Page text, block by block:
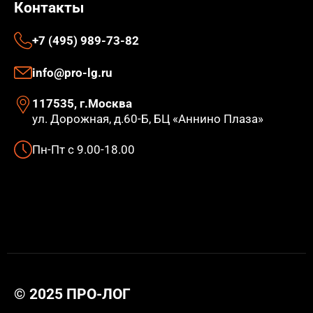
Контакты
+7 (495) 989-73-82
info@pro-lg.ru
117535, г.Москва
ул. Дорожная, д.60-Б, БЦ «Аннино Плаза»
Пн-Пт с 9.00-18.00
© 2025 ПРО-ЛОГ